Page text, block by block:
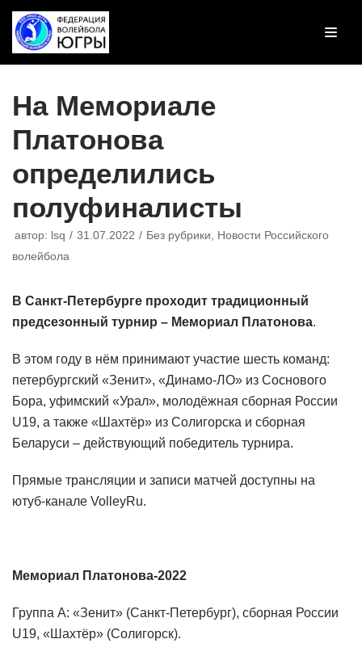
Перейти
к
На Мемориале
Платонова
определились
полуфиналисты
автор: lsq 31.07.2022 Без рубрики
Новости Российского
волейбола
В Санкт-Петербурге проходит традиционный
предсезонный турнир – Мемориал Платонова.
В этом году в нём принимают участие шесть команд:
петербургский «Зенит», «Динамо-ЛО» из Соснового
Бора, уфимский «Урал», молодёжная сборная России
U19, а также «Шахтёр» из Солигорска и сборная
Беларуси – действующий победитель турнира.
Прямые трансляции и записи матчей доступны на
ютуб-канале VolleyRu.
Мемориал Платонова-2022
Группа А: «Зенит» (Санкт-Петербург), сборная России
U19, «Шахтёр» (Солигорск).